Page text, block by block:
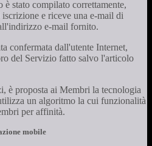
stato compilato correttamente,
e riceve una e-mail di
e-mail fornito.
confermata dall'utente Internet,
del Servizio fatto salvo l'articolo
è proposta ai Membri la tecnologia
un algoritmo la cui funzionalità
per affinità.
mobile